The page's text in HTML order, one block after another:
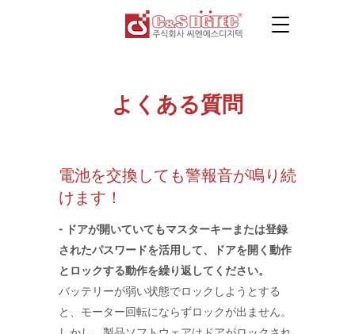
よくある質問
​電池を交換しても警報音が鳴り続
けます！
- ドアが開いていてもマスターキーまたは登録
されたパスワードを活用して、ドアを開く動作
とロックする動作を繰り返してください。
バッテリーが弱い状態でロックしようとする
と、モーター回転にならずロックが出ません。